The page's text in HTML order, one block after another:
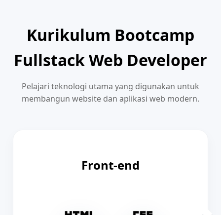
Kurikulum Bootcamp
Fullstack Web Developer
Pelajari teknologi utama yang digunakan untuk
membangun website dan aplikasi web modern.
Front-end